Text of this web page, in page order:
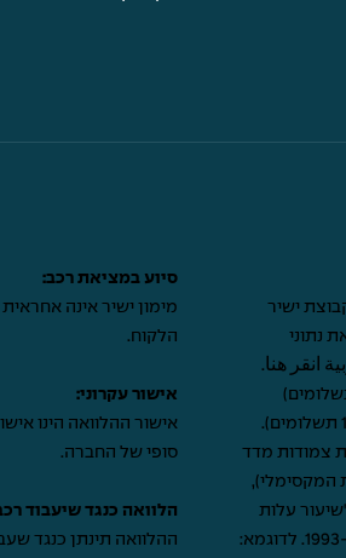
ישיר
נתוני
انقر هنا .
להחזר הלוואה הינה כשנה (12 תשלומים)
והמקסימלית להחזר הלוואה הינה כשמונה שנים (100 תשלומים).
צמודות מדד
המקסימלי),
"שיעור עלות
האשראי המרבי" בהתאם לחוק אשראי הוגן התשנ"ג-1993. לדוגמא:
סיוע במציאת רכב:
מימון ישיר אינה
הלקוח.
אישור עקרוני:
אישור ההלוואה הינו
סופי של החברה.
הלוואה כנגד שיעבוד
ההלוואה תינתן כנגד